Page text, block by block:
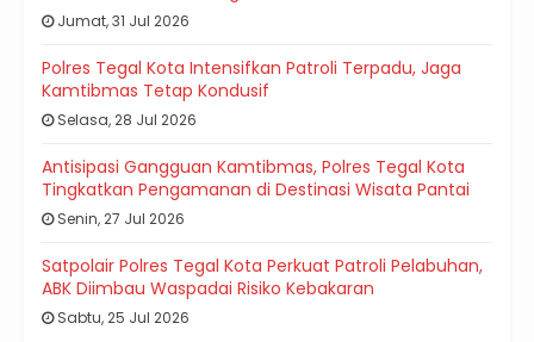
Jumat, 31 Jul 2026
Polres Tegal Kota Intensifkan Patroli Terpadu, Jaga
Kamtibmas Tetap Kondusif
Selasa, 28 Jul 2026
Antisipasi Gangguan Kamtibmas, Polres Tegal Kota
Tingkatkan Pengamanan di Destinasi Wisata Pantai
Senin, 27 Jul 2026
Satpolair Polres Tegal Kota Perkuat Patroli Pelabuhan,
ABK Diimbau Waspadai Risiko Kebakaran
Sabtu, 25 Jul 2026